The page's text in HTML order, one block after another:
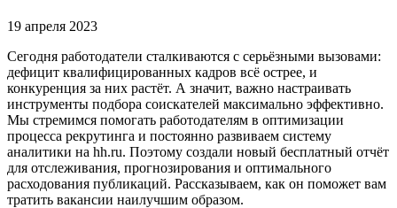
19 апреля 2023
Сегодня работодатели сталкиваются с серьёзными вызовами:
дефицит квалифицированных кадров всё острее, и
конкуренция за них растёт. А значит, важно настраивать
инструменты подбора соискателей максимально эффективно.
Мы стремимся помогать работодателям в оптимизации
процесса рекрутинга и постоянно развиваем систему
аналитики на hh.ru. Поэтому создали новый бесплатный отчёт
для отслеживания, прогнозирования и оптимального
расходования публикаций. Рассказываем, как он поможет вам
тратить вакансии наилучшим образом.